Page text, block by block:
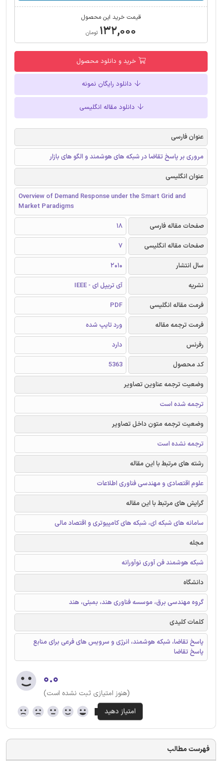
قیمت خرید این محصول
۱۳۲,۰۰۰ تومان
خرید و دانلود محصول
دانلود رایگان نمونه
دانلود مقاله انگلیسی
عنوان فارسی
مروری بر پاسخ تقاضا در شبکه های هوشمند و الگو های بازار
عنوان انگلیسی
Overview of Demand Response under the Smart Grid and
Market Paradigms
صفحات مقاله فارسی
18
صفحات مقاله انگلیسی
7
سال انتشار
2010
نشریه
آی تریپل ای - IEEE
فرمت مقاله انگلیسی
PDF
فرمت ترجمه مقاله
ورد تایپ شده
رفرنس
دارد
کد محصول
5363
وضعیت ترجمه عناوین تصاویر
ترجمه شده است
وضعیت ترجمه متون داخل تصاویر
ترجمه نشده است
رشته های مرتبط با این مقاله
علوم اقتصادی و مهندسی فناوری اطلاعات
گرایش های مرتبط با این مقاله
سامانه های شبکه ای، شبکه های کامپیوتری و اقتصاد مالی
مجله
شبکه هوشمند فن آوری نوآورانه
دانشگاه
گروه مهندسی برق، موسسه فناوری هند، بمبئی، هند
کلمات کلیدی
پاسخ تقاضا، شبکه هوشمند، انرژی و سرویس های فرعی برای منابع
پاسخ تقاضا
۰.۰
(هنوز امتیازی ثبت نشده است)
فهرست مطالب